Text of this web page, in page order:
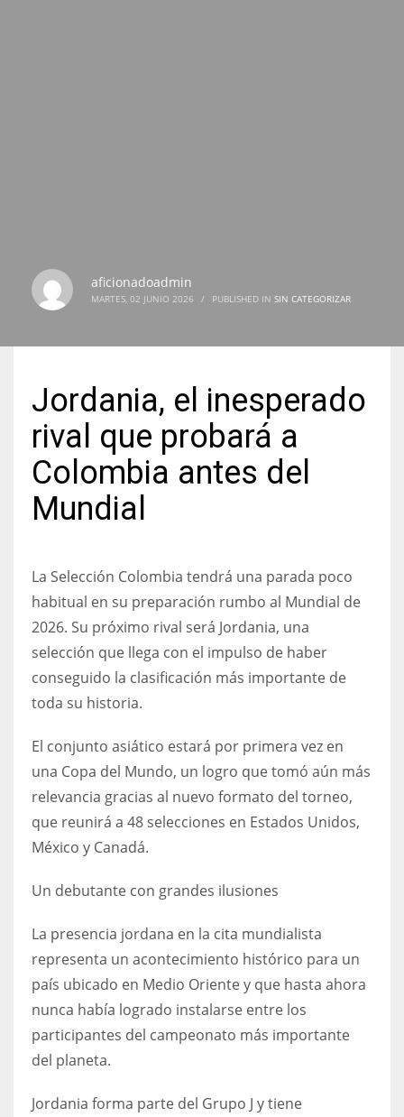
NYJ
24
IND
MIN
6
24
PIT
20
NE
16
OAK
19
NYG
24
MIA
aficionadoadmin
MARTES, 02 JUNIO 2026 / PUBLISHED IN SIN CATEGORIZAR
Jordania, el inesperado
rival que probará a
Colombia antes del
Mundial
La Selección Colombia tendrá una parada poco
habitual en su preparación rumbo al Mundial de
2026. Su próximo rival será Jordania, una
selección que llega con el impulso de haber
conseguido la clasificación más importante de
toda su historia.
El conjunto asiático estará por primera vez en
una Copa del Mundo, un logro que tomó aún más
relevancia gracias al nuevo formato del torneo,
que reunirá a 48 selecciones en Estados Unidos,
México y Canadá.
Un debutante con grandes ilusiones
La presencia jordana en la cita mundialista
representa un acontecimiento histórico para un
país ubicado en Medio Oriente y que hasta ahora
nunca había logrado instalarse entre los
participantes del campeonato más importante
del planeta.
Jordania forma parte del Grupo J y tiene